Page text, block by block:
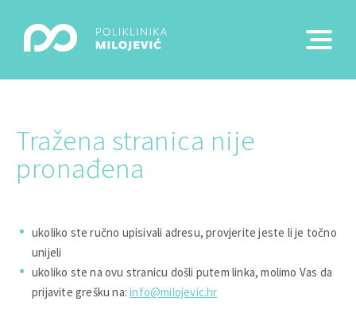
Tražena stranica nije
pronađena
ukoliko ste ručno upisivali adresu, provjerite jeste li je točno
unijeli
ukoliko ste na ovu stranicu došli putem linka, molimo Vas da
prijavite grešku na:info@milojevic.hr